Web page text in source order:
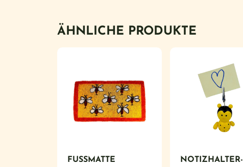
ÄHNLICHE PRODUKTE
FUSSMATTE R
NOTIZHALTER-